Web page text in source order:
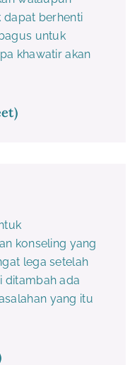
dapat berhenti
untuk
khawatir akan
konseling yang
lega setelah
ditambah ada
yang itu